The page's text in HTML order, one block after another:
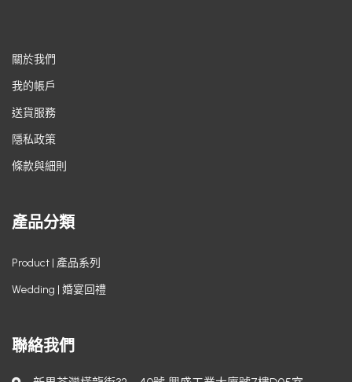
關於我們
我的帳戶
送貨服務
隱私政策
條款與細則
產品分類
Product | 產品系列
Wedding | 婚宴回禮
聯絡我們